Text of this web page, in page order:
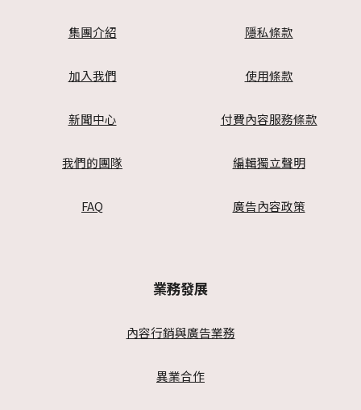
集團介紹
加入我們
新聞中心
我們的團隊
FAQ
隱私條款
使用條款
付費內容服務條款
編輯獨立聲明
廣告內容政策
業務發展
內容行銷與廣告業務
異業合作